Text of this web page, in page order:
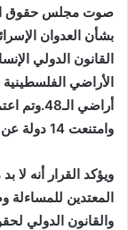
صوت مجلس حقوق
بشأن العدوان
القانون الدولي
الأراضي
وامتنعت 14 دولة عن التصويت، فيما عارضته 9 دول.
ويؤكد القرار أنه
المعتدين للمساءلة
والقانون الدولي